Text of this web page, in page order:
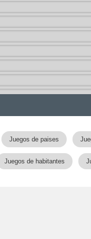
Juegos de paises
Juegos de habitantes